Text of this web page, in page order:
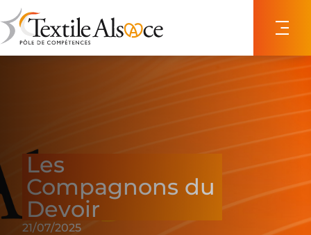
Les
Compagnons du
Devoir
21/07/2025
Panneau de gestion des cookies